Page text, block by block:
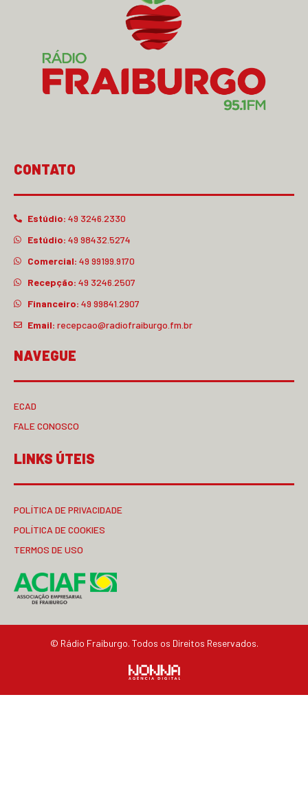
CONTATO
Estúdio: 49 3246.2330
Estúdio: 49 98432.5274
Comercial: 49 99199.9170
Recepção: 49 3246.2507
Financeiro: 49 99841.2907
Email: recepcao@radiofraiburgo.fm.br
NAVEGUE
ECAD
FALE CONOSCO
LINKS ÚTEIS
POLÍTICA DE PRIVACIDADE
POLÍTICA DE COOKIES
TERMOS DE USO
© Rádio Fraiburgo. Todos os Direitos Reservados.